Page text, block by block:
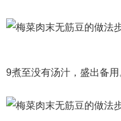
9煮至没有汤汁，盛出备用